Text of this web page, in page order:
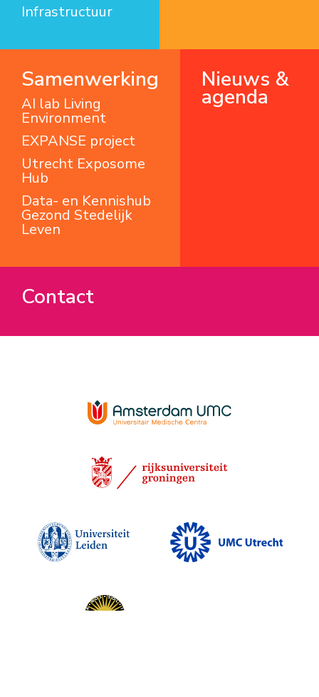
Infrastructuur
Samenwerking
AI lab Living
Environment
EXPANSE project
Utrecht Exposome
Hub
Data- en Kennishub
Gezond Stedelijk
Leven
Nieuws &
agenda
Contact